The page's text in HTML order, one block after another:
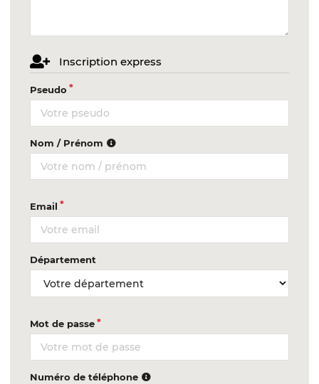
Inscription express
Pseudo
Nom / Prénom
Email
Département
Mot de passe
Numéro de téléphone